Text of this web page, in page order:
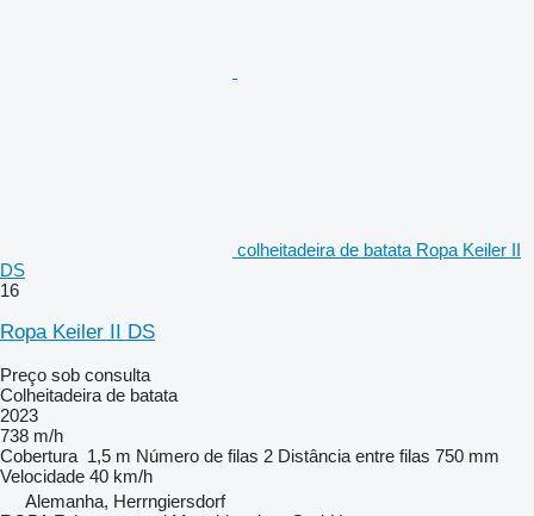
colheitadeira de batata Ropa Keiler II
DS
16
Ropa Keiler II DS
Preço sob consulta
Colheitadeira de batata
2023
738 m/h
Cobertura 1,5 m Número de filas 2 Distância entre filas 750 mm
Velocidade 40 km/h
Alemanha, Herrngiersdorf